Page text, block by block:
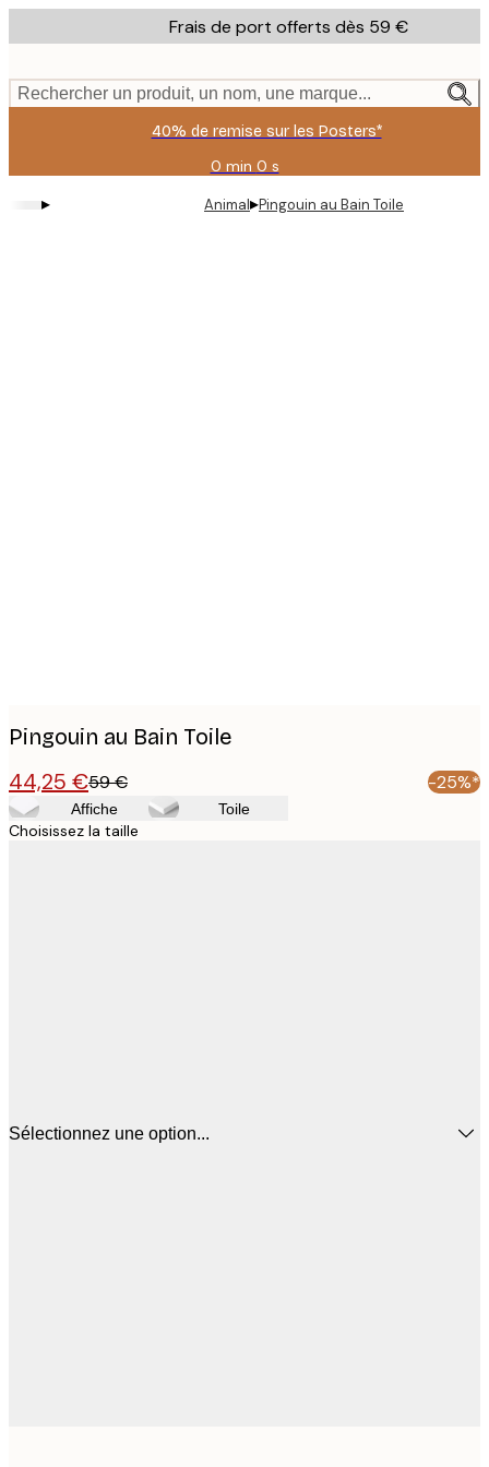
to
content.
Frais de port offerts dès 59 €
Rechercher un produit, un nom, une marque...
40% de remise sur les Posters*
0 min 0 s
Valable
jusqu'au
:
▸ Animal▸Pingouin au Bain Toile
Pingouin au Bain Toile
44,25 €59 € -25%*
Affiche Toile
Choisissez la taille
Sélectionnez une option...